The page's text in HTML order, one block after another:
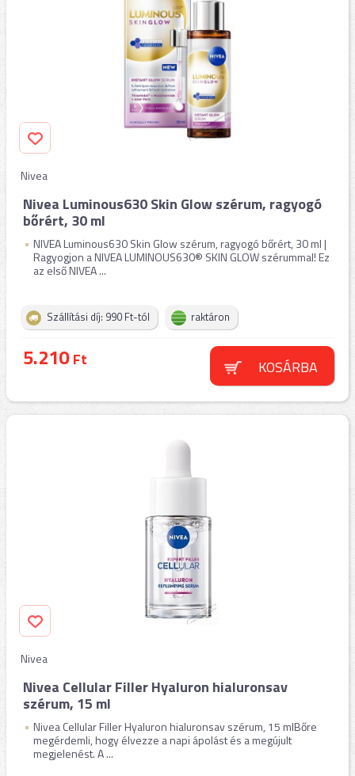
Nivea
Nivea Luminous630 Skin Glow szérum, ragyogó
bőrért, 30 ml
NIVEA Luminous630 Skin Glow szérum, ragyogó bőrért, 30 ml |
Ragyogjon a NIVEA LUMINOUS630® SKIN GLOW szérummal! Ez
az első NIVEA ...
Szállítási díj: 990 Ft-tól raktáron
5.210Ft KOSÁRBA
Nivea
Nivea Cellular Filler Hyaluron hialuronsav
szérum, 15 ml
Nivea Cellular Filler Hyaluron hialuronsav szérum, 15 mlBőre
megérdemli, hogy élvezze a napi ápolást és a megújult
megjelenést. A ...